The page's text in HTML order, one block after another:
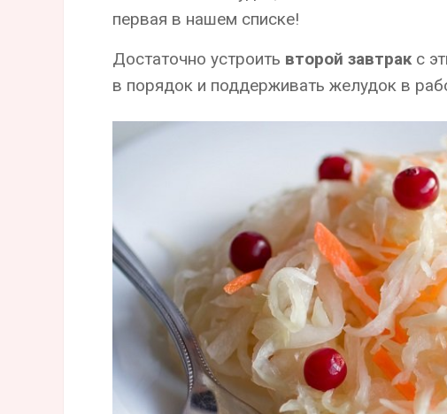
первая в нашем списке!
Достаточно устроить второй завтракс
в порядок и поддерживать желудок в